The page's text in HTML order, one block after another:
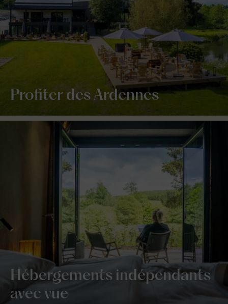
Profiter des Ardennes
Hébergements indépendants
avec vue